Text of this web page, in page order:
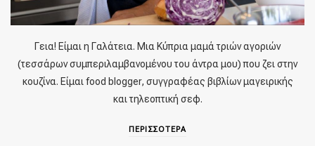
Γεια! Είμαι η Γαλάτεια. Μια Κύπρια μαμά τριών αγοριών
(τεσσάρων συμπεριλαμβανομένου του άντρα μου) που ζει στην
κουζίνα. Είμαι food blogger, συγγραφέας βιβλίων μαγειρικής
και τηλεοπτική σεφ.
ΠΕΡΙΣΣΟΤΕΡΑ